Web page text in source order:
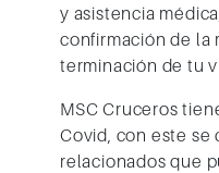
y asistencia
confirmación de la
terminación de tu
MSC Cruceros
Covid, con este se
relacionados que